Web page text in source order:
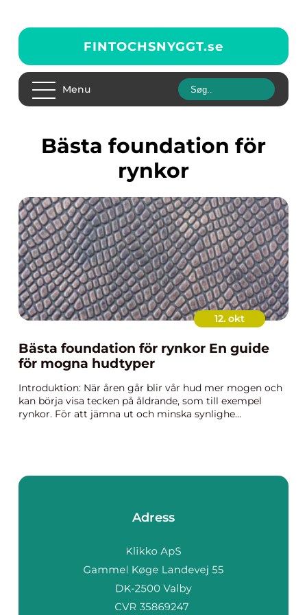
FINTOCHSNYGGT.se
Menu
bästa foundation för
rynkor
12. okt
Bästa foundation för rynkor En guide
för mogna hudtyper
Introduktion: När åren går blir vår hud mer mogen och
kan börja visa tecken på åldrande, som till exempel
rynkor. För att jämna ut och minska synlighe...
Adress